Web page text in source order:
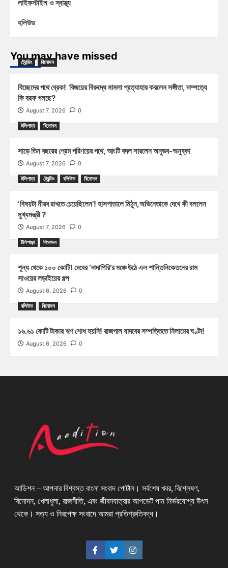
লাইফস্টাইল ও স্বাস্থ্য
হলিউড
You may have missed
ট্রেন্ডিং বিনোদন
বিচ্ছেদের পথে ব্রেক! বিজয়ের বিরুদ্ধে মামলা প্রত্যাহার করলেন সঙ্গীতা, দাম্পত্যে
কি বরফ গলছে?
August 7, 2026 0
টলিপাড়া বিনোদন
সাড়ে তিন বছরের প্রেম পরিণয়ের পথে, আংটি বদল সারলেন অনুভব-অনুষ্কা
August 7, 2026 0
টলিপাড়া ট্রেন্ডিং বলিউড বিনোদন
‘বিষয়টা নীরব রাখতে চেয়েছিলেন’! হাসপাতালে মিঠুন,অভিনেতাকে দেখে কী বললেন
মুখ্যমন্ত্রী ?
August 7, 2026 0
টলিপাড়া বিনোদন
শূন্য থেকে ১০০ কোটি! দেবের ‘দাদাগিরি’র মঞ্চে উঠে এল শান্তিনিকেতনের রাম
সাওয়ের লড়াইয়ের গল্প
August 6, 2026 0
বলিউড বিনোদন
১৬.৬১ কোটি টাকার ঋণ শোধ হয়নি! রাজপাল যাদবের সম্পত্তিতে নিলামের ঘণ্টা!
August 6, 2026 0
আডিশন – আপনার বিশ্বস্ত বাংলা সংবাদ পোর্টাল। সর্বশেষ খবর, বিশ্লেষণ,
বিনোদন, খেলাধুলা, রাজনীতি, এবং জীবনযাত্রার আপডেট পান নির্ভরযোগ্য উৎস
থেকে। সত্য ও নিরপেক্ষ সংবাদে আমরা প্রতিশ্রুতিবদ্ধ।